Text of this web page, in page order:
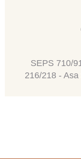
SEPS 710/
216/218 -